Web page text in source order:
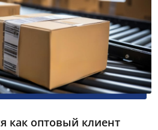
как оптовый клиент